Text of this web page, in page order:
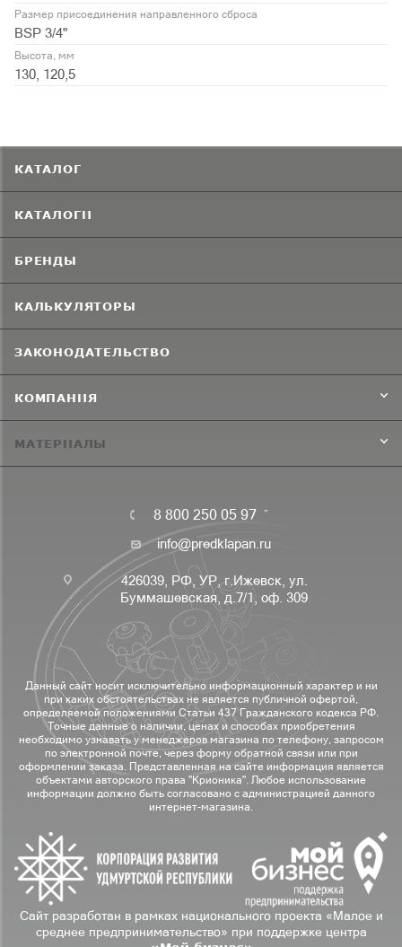
Размер присоединения направленного сброса
BSP 3/4"
Высота, мм
130, 120,5
КАТАЛОГ
КАТАЛОГИ
БРЕНДЫ
КАЛЬКУЛЯТОРЫ
ЗАКОНОДАТЕЛЬСТВО
КОМПАНИЯ
МАТЕРИАЛЫ
8 800 250 05 97
info@predklapan.ru
426039, РФ, УР, г.Ижевск, ул.
Буммашевская, д.7/1, оф. 309
Данный сайт носит исключительно информационный характер и ни
при каких обстоятельствах не является публичной офертой,
определяемой положениями Статьи 437 Гражданского кодекса РФ.
Точные данные о наличии, ценах и способах приобретения
необходимо узнавать у менеджеров магазина по телефону, запросом
по электронной почте, через форму обратной связи или при
оформлении заказа. Представленная на сайте информация является
объектами авторского права "Крионика". Любое использование
информации должно быть согласовано с администрацией данного
интернет-магазина.
Сайт разработан в рамках национального проекта «Малое и
среднее предпринимательство» при поддержке центра